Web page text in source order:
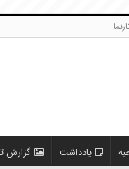
یادداشت گزارش